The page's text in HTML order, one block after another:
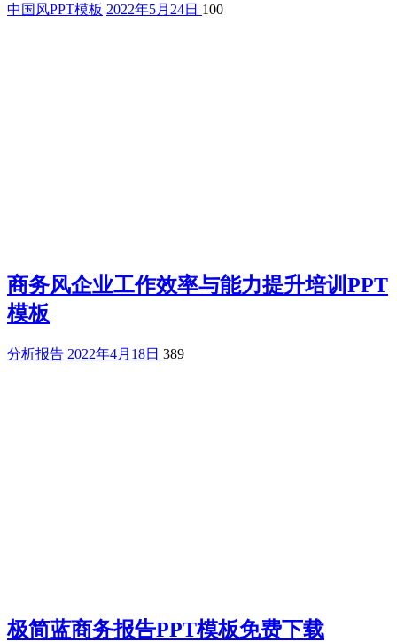
中国风PPT模板 2022年5月24日 100
商务风企业工作效率与能力提升培训PPT
模板
分析报告 2022年4月18日 389
极简蓝商务报告PPT模板免费下载